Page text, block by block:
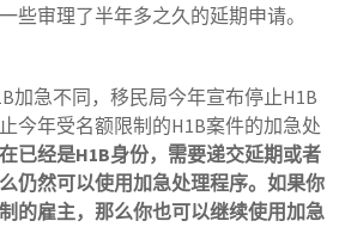
些审理了半年多之久的延期申请。
加急不同，移民局今年宣布停止H1B
今年受名额限制的H1B案件的加急处
已经是H1B身份，需要递交延期或者
仍然可以使用加急处理程序。如果你
的雇主，那么你也可以继续使用加急